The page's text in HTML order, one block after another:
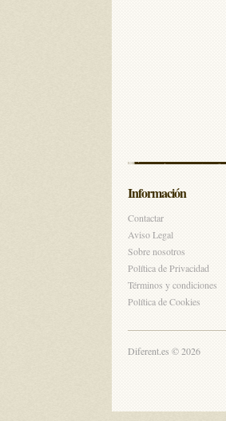
Información
Contactar
Aviso Legal
Sobre nosotros
Política de Privacidad
Términos y condiciones
Política de Cookies
Diferent.es © 2026